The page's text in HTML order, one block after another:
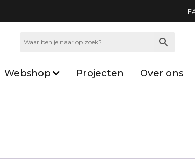
Webshop Projecten Over ons